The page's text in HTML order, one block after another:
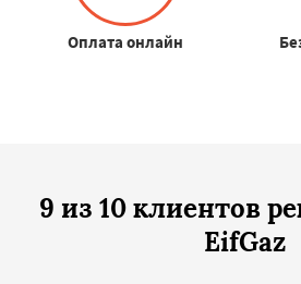
Оплата онлайн
9 из 10 клиентов
EifGaz